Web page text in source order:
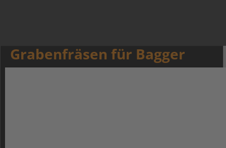
Grabenfräsen für Bagger